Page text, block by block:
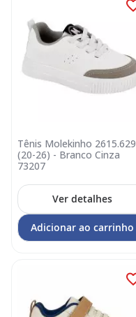
Tênis Molekinho 2615.629
(20-26) - Branco Cinza
73207
Ver detalhes
Adicionar ao carrinho